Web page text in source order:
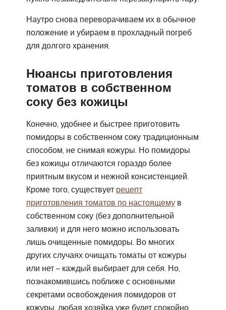
Наутро снова переворачиваем их в обычное
положение и убираем в прохладный погреб
для долгого хранения.
Нюансы приготовления
томатов в собственном
соку без кожицы
Конечно, удобнее и быстрее приготовить
помидоры в собственном соку традиционным
способом, не снимая кожуры. Но помидоры
без кожицы отличаются гораздо более
приятным вкусом и нежной консистенцией.
Кроме того, существует рецепт
приготовления томатов по настоящему в
собственном соку (без дополнительной
заливки) и для него можно использовать
лишь очищенные помидоры. Во многих
других случаях очищать томаты от кожуры
или нет – каждый выбирает для себя. Но,
познакомившись поближе с основными
секретами освобождения помидоров от
кожуры, любая хозяйка уже будет спокойно